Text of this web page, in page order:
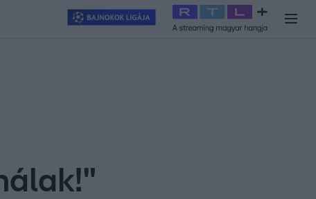
Exek csatája 2026 Celeb vagyok, ments ki innen